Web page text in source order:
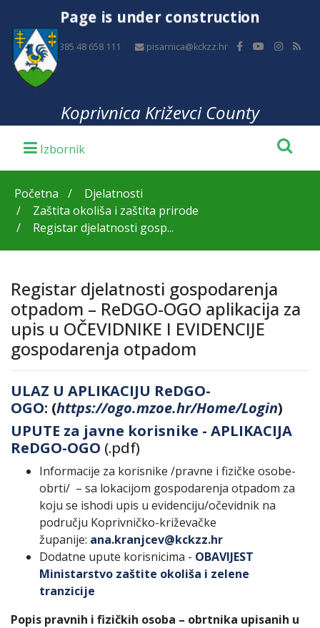
Page is under construction
+385 48 658 111 pisarnica@kckzz.hr
Koprivnica Križevci County
Početna
Djelatnosti
Zaštita okoliša i zaštita prirode
Registar djelatnosti gosp...
Registar djelatnosti gospodarenja
otpadom – ReDGO-OGO aplikacija za
upis u OČEVIDNIKE I EVIDENCIJE
gospodarenja otpadom
ULAZ U APLIKACIJU ReDGO-
OGO: (https://ogo.mzoe.hr/Home/Login)
UPUTE za javne korisnike - APLIKACIJA
ReDGO-OGO (.pdf)
Informacije za korisnike /pravne i fizičke osobe-
obrti/ – sa lokacijom gospodarenja otpadom za
koju se ishodi upis u evidenciju/očevidnik na
području Koprivničko-križevačke
županije: ana.kranjcev@kckzz.hr
Dodatne upute korisnicima - OBAVIJEST
Ministarstvo zaštite okoliša i zelene
tranzicije
Popis pravnih i fizičkih osoba – obrtnika upisanih u